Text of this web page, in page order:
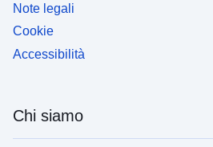
Note legali
Cookie
Accessibilità
Chi siamo